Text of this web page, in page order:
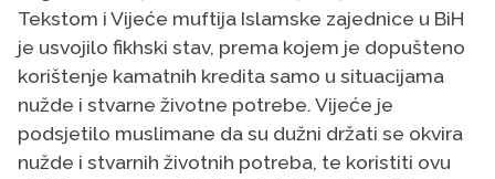
Tekstom i Vijeće muftija Islamske zajednice u BiH
je usvojilo fikhski stav, prema kojem je dopušteno
korištenje kamatnih kredita samo u situacijama
nužde i stvarne životne potrebe. Vijeće je
podsjetilo muslimane da su dužni držati se okvira
nužde i stvarnih životnih potreba, te koristiti ovu